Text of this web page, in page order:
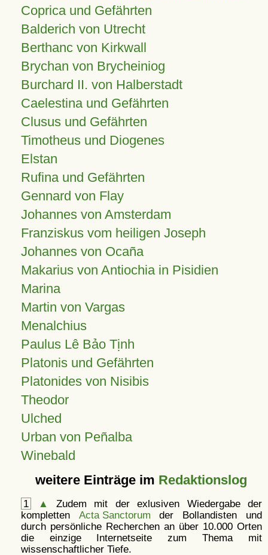
Coprica und Gefährten
Balderich von Utrecht
Berthanc von Kirkwall
Brychan von Brycheiniog
Burchard II. von Halberstadt
Caelestina und Gefährten
Clusus und Gefährten
Timotheus und Diogenes
Elstan
Rufina und Gefährten
Gennard von Flay
Johannes von Amsterdam
Franziskus vom heiligen Joseph
Johannes von Ocaña
Makarius von Antiochia in Pisidien
Marina
Martin von Vargas
Menalchius
Paulus Lê Bảo Tịnh
Platonis und Gefährten
Platonides von Nisibis
Theodor
Ulched
Urban von Peñalba
Winebald
weitere Einträge im Redaktionslog
1 ▲
Zudem mit der exlusiven Wiedergabe der
kompletten Acta Sanctorum der Bollandisten und
durch persönliche Recherchen an über 10.000 Orten
die einzige Internetseite zum Thema mit
wissenschaftlicher Tiefe.